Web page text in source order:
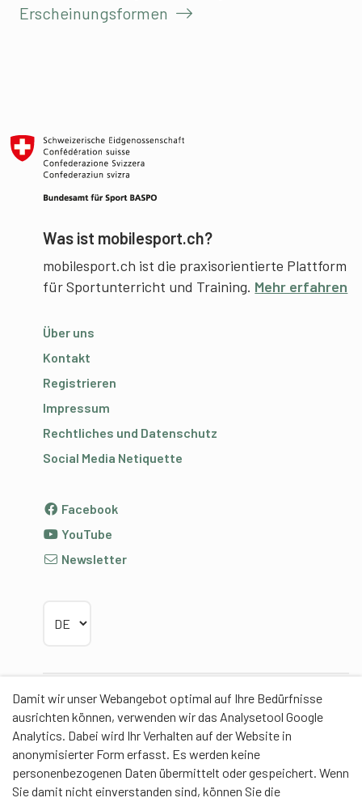
Damit wir unser Webangebot optimal auf Ihre Bedürfnisse
ausrichten können, verwenden wir das Analysetool Google
Analytics. Dabei wird Ihr Verhalten auf der Website in
anonymisierter Form erfasst. Es werden keine
personenbezogenen Daten übermittelt oder gespeichert. Wenn
Sie damit nicht einverstanden sind, können Sie die
Erscheinungsformen
Was ist mobilesport.ch?
mobilesport.ch ist die praxisorientierte Plattform
für Sportunterricht und Training. Mehr erfahren
Über uns
Kontakt
Registrieren
Impressum
Rechtliches und Datenschutz
Social Media Netiquette
Facebook
YouTube
Newsletter
Partner